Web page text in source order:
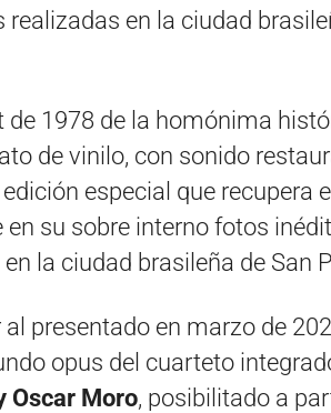
en la ciudad
de 1978 de la homónima
de vinilo, con sonido
especial que recupera
su sobre interno fotos
la ciudad brasileña de San
presentado en marzo de
opus del cuarteto
Oscar Moro, posibilitado a